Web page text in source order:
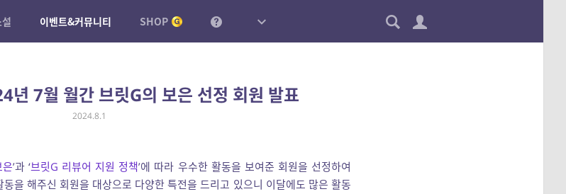
이벤트&커뮤니티 SHOP
년 7월 월간 브릿G의 보은 선정 회원 발표
2024.8.1
’과 ‘브릿G 리뷰어 지원 정책’에 따라 우수한 활동을 보여준 회원을 선정하여
을 해주신 회원을 대상으로 다양한 특전을 드리고 있으니 이달에도 많은 활동